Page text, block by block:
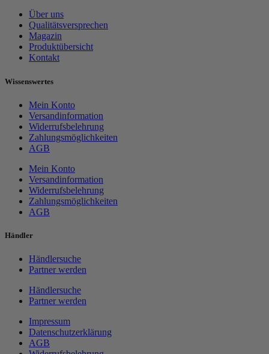
Über uns
Qualitätsversprechen
Magazin
Produktübersicht
Kontakt
Wissenswertes
Mein Konto
Versandinformation
Widerrufsbelehrung
Zahlungsmöglichkeiten
AGB
Mein Konto
Versandinformation
Widerrufsbelehrung
Zahlungsmöglichkeiten
AGB
Händler
Händlersuche
Partner werden
Händlersuche
Partner werden
Impressum
Datenschutzerklärung
AGB